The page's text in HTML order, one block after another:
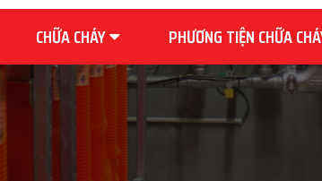
CHỮA CHÁY PHƯƠNG TIỆN CHỮA